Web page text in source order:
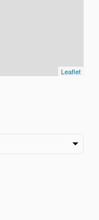
Leaflet